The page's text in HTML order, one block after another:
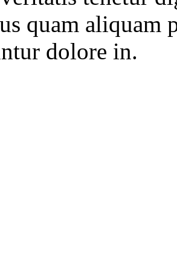
quam aliquam
dolore in.